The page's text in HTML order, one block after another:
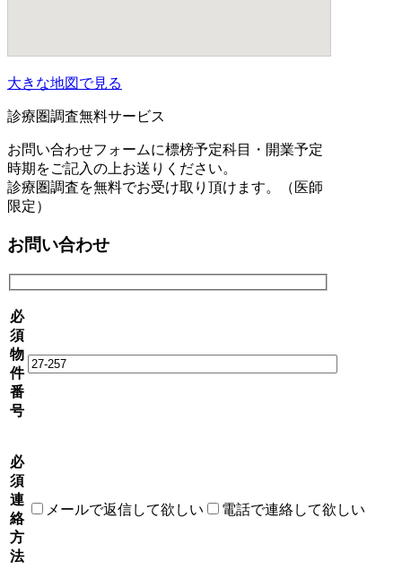
大きな地図で見る
診療圏調査無料サービス
お問い合わせフォームに標榜予定科目・開業予定
時期をご記入の上お送りください。
診療圏調査を無料でお受け取り頂けます。（医師
限定）
お問い合わせ
必
須
物
件
番
号
必
須
連
絡
方
法
メールで返信して欲しい 電話で連絡して欲しい